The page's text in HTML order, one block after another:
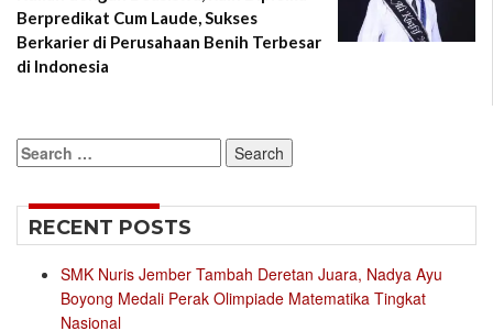
Berpredikat Cum Laude, Sukses
Berkarier di Perusahaan Benih Terbesar
di Indonesia
Search
for:
RECENT POSTS
SMK Nuris Jember Tambah Deretan Juara, Nadya Ayu
Boyong Medali Perak Olimpiade Matematika Tingkat
Nasional